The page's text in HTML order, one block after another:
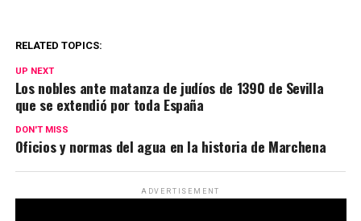
RELATED TOPICS:
UP NEXT
Los nobles ante matanza de judíos de 1390 de Sevilla
que se extendió por toda España
DON'T MISS
Oficios y normas del agua en la historia de Marchena
ADVERTISEMENT